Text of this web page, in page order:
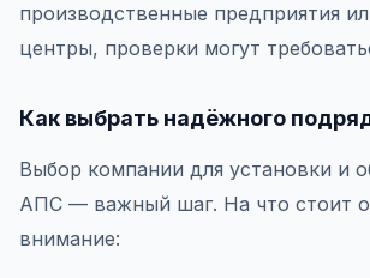
производственные предприятия
центры, проверки могут
Как выбрать надёжного
Выбор компании для установки и
АПС — важный шаг. На что стоит
внимание: